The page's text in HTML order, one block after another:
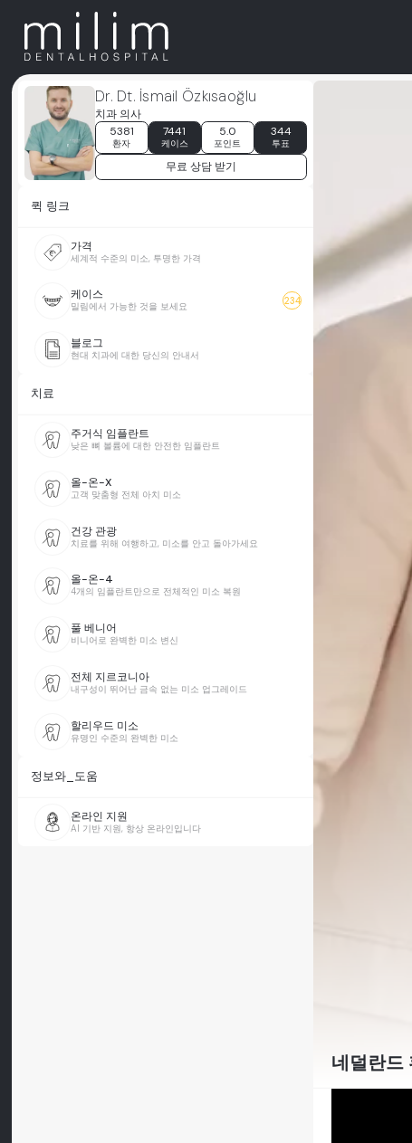
Dr. Dt. İsmail Özkısaoğlu
치과 의사
5381
환자
7441
케이스
5.0
포인트
344
투표
무료 상담 받기
퀵 링크
가격
세계적 수준의 미소, 투명한 가격
케이스
밀림에서 가능한 것을 보세요 234
블로그
현대 치과에 대한 당신의 안내서
치료
주거식 임플란트
낮은 뼈 볼륨에 대한 안전한 임플란트
올-온-X
고객 맞춤형 전체 아치 미소
건강 관광
치료를 위해 여행하고, 미소를 안고 돌아가세요
올-온-4
4개의 임플란트만으로 전체적인 미소 복원
풀 베니어
비니어로 완벽한 미소 변신
전체 지르코니아
내구성이 뛰어난 금속 없는 미소 업그레이드
할리우드 미소
유명인 수준의 완벽한 미소
정보와_도움
온라인 지원
AI 기반 지원, 항상 온라인입니다
네덜란드